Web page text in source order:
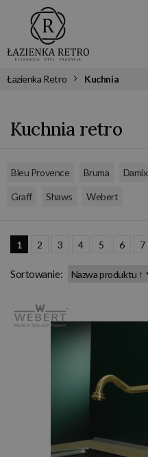
Łazienka Retro Kuchnia
Kuchnia retro
Bleu Provence Bruma
Graff Shaws Webert
1 2 3 4 5 6 7
Sortowanie: